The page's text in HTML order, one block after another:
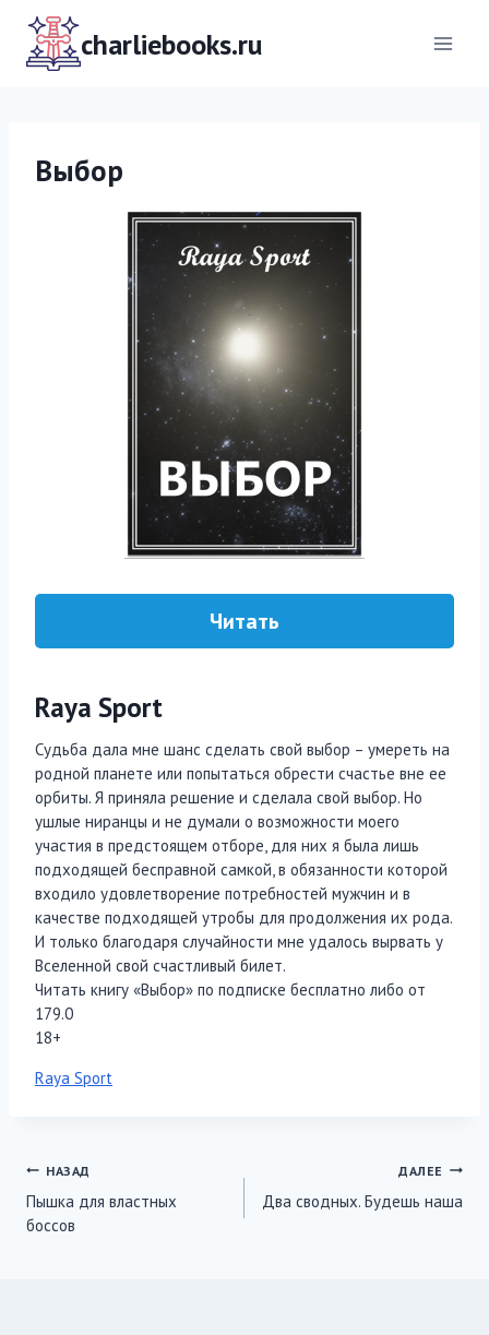
Перейти
содержимомуcharliebooks.ru
Выбор
Читать
Raya Sport
Судьба дала мне шанс сделать свой выбор – умереть на
родной планете или попытаться обрести счастье вне ее
орбиты. Я приняла решение и сделала свой выбор. Но
ушлые ниранцы и не думали о возможности моего
участия в предстоящем отборе, для них я была лишь
подходящей бесправной самкой, в обязанности которой
входило удовлетворение потребностей мужчин и в
качестве подходящей утробы для продолжения их рода.
И только благодаря случайности мне удалось вырвать у
Вселенной свой счастливый билет.
Читать книгу «Выбор» по подписке бесплатно либо от
179.0
18+
Метки
Raya Sport
Навигация
по
НАЗАД
Пышка для властных
боссов
ДАЛЕЕ
Два сводных. Будешь наша